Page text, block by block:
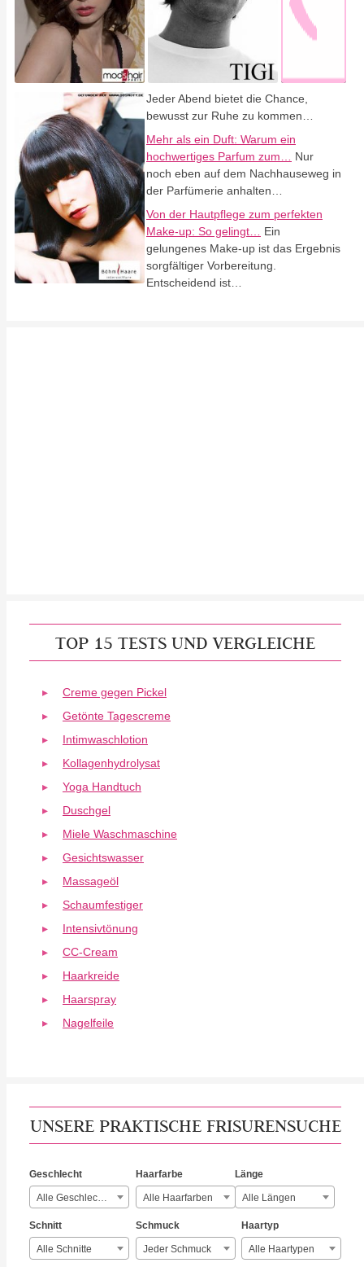
Jeder Abend bietet die Chance,
bewusst zur Ruhe zu kommen…
Mehr als ein Duft: Warum ein
hochwertiges Parfum zum…
Nur
noch eben auf dem Nachhauseweg in
der Parfümerie anhalten…
Von der Hautpflege zum perfekten
Make-up: So gelingt…
Ein
gelungenes Make-up ist das Ergebnis
sorgfältiger Vorbereitung.
Entscheidend ist…
TOP 15 TESTS UND VERGLEICHE
Creme gegen Pickel
Getönte Tagescreme
Intimwaschlotion
Kollagenhydrolysat
Yoga Handtuch
Duschgel
Miele Waschmaschine
Gesichtswasser
Massageöl
Schaumfestiger
Intensivtönung
CC-Cream
Haarkreide
Haarspray
Nagelfeile
UNSERE PRAKTISCHE FRISURENSUCHE
Geschlecht
Alle Geschlechter
Haarfarbe
Alle Haarfarben
Länge
Alle Längen
Schnitt
Alle Schnitte
Schmuck
Jeder Schmuck
Haartyp
Alle Haartypen